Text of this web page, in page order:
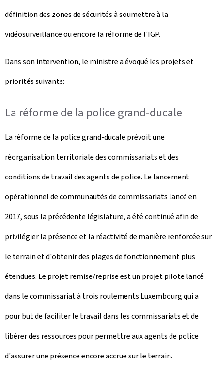
définition des zones de sécurités à soumettre à la
vidéosurveillance ou encore la réforme de l'IGP.
Dans son intervention, le ministre a évoqué les projets et
priorités suivants:
La réforme de la police grand-ducale
La réforme de la police grand-ducale prévoit une
réorganisation territoriale des commissariats et des
conditions de travail des agents de police. Le lancement
opérationnel de communautés de commissariats lancé en
2017, sous la précédente législature, a été continué afin de
privilégier la présence et la réactivité de manière renforcée sur
le terrain et d'obtenir des plages de fonctionnement plus
étendues. Le projet remise/reprise est un projet pilote lancé
dans le commissariat à trois roulements Luxembourg qui a
pour but de faciliter le travail dans les commissariats et de
libérer des ressources pour permettre aux agents de police
d'assurer une présence encore accrue sur le terrain.